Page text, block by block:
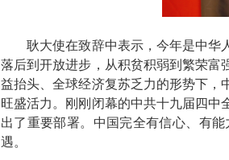
耿大使在致辞中表示，今年是中华人
落后到开放进步，从积贫积弱到繁荣富
益抬头、全球经济复苏乏力的形势下，
旺盛活力。刚刚闭幕的中共十九届四
出了重要部署。中国完全有信心、有
遇。